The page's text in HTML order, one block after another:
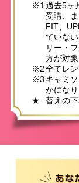
※1過去5ヶ
受講、
FIT、
ていな
リー・
方が対象
※2全てレ
※3 キャミ
かにな
★
替えの